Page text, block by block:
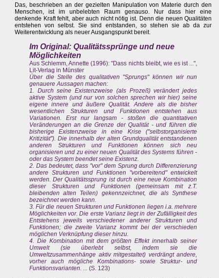
Das, beschrieben an der gezielten Manipulation von Materie durch den
Menschen, ist im unbelebten Raum genauso. Nur dass hier eine
denkende Kraft fehlt, aber auch nicht nötig ist. Denn die neuen Qualitäten
entstehen von selbst. Sie sind entstanden, so stehen sie ab da zur
Weiterentwicklung als neuer Ausgangspunkt bereit.
Im Original: Qualitätssprünge und neue
Möglichkeiten
Aus Schlemm, Annette (1996): "Dass nichts bleibt, wie es ist ...",
Lit-Verlag in Münster
Über die Stelle des qualitativen "Sprungs" können wir nun
genauere Aussagen machen:
1. Durch seine Existenzweise (als Prozeß) verändert jedes
aktive System (und nur von solchen sprechen wir hier) seine
eigene innere und äußere Qualität. Andere als die bisher
wesentlichen Strukturen und Funktionen entstehen aus
Variationen. Erst nur langsam - stoßen die quantitativen
Veränderungen an die Grenze der Qualität - und führen die
bisherige Existenzweise in eine Krise ("selbstorganisierte
Kritizität"). Die innerhalb der alten Grundqualität entstandenen
anderen Strukturen und Funktionen können sich neu
organisieren und zu einer neuen Qualität des Systems führen -
oder das System beendet seine Existenz.
2. Das bedeutet, dass "vor" dem Sprung durch Differenzierung
andere Strukturen und Funktionen "vorbereitend" entwickelt
werden. Der Qualitätssprung ist durch eine neue Kombination
dieser Strukturen und Funktionen (gemeinsam mit z.T.
bleibenden alten Teilen) gekennzeichnet, die als Synthese
bezeichnet werden kann.
3. Für die neuen Strukturen und Funktionen liegen i.a. mehrere
Möglichkeiten vor. Die erste Varianz liegt in der Zufälligkeit des
Entstehens jeweils verschiedener anderer Strukturen und
Funktionen; die zweite Varianz kommt bei der verschieden
möglichen Verknüpfung dieser hinzu.
4. Die Kombination mit dem größten Effekt innerhalb seiner
Umwelt (sie überlebt selbst, indem sie die
Umweltzusammenhänge aktiv mitgestaltet) verdrängt andere,
vorher auch mögliche Kombinations- sowie Struktur- und
Funktionsvarianten. ... (S. 123)